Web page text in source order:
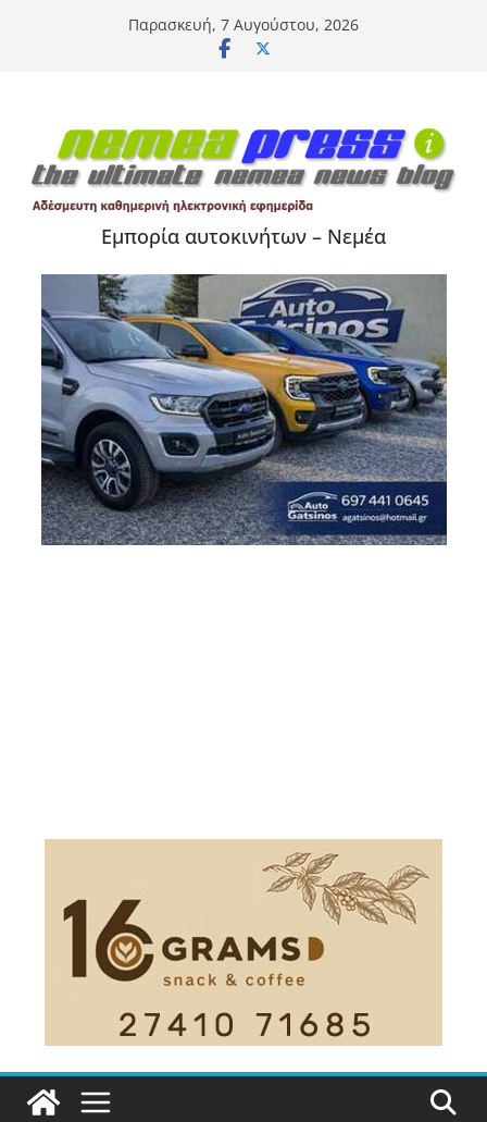
Παρασκευή, 7 Αυγούστου, 2026
Εμπορία αυτοκινήτων – Νεμέα